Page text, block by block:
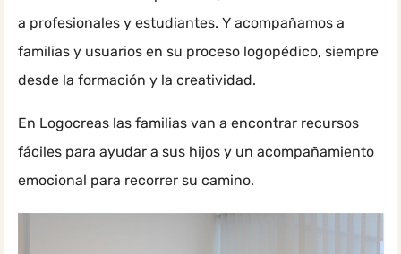
a profesionales y estudiantes. Y acompañamos a
familias y usuarios en su proceso logopédico, siempre
desde la formación y la creatividad.
En Logocreas las familias van a encontrar recursos
fáciles para ayudar a sus hijos y un acompañamiento
emocional para recorrer su camino.